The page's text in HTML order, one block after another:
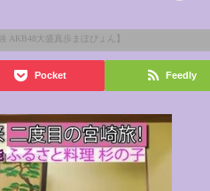
Pocket Feedly